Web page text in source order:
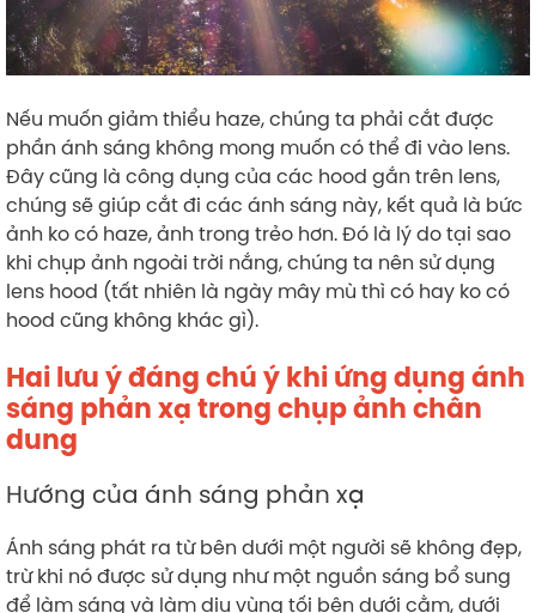
Nếu muốn giảm thiểu haze, chúng ta phải cắt được
phần ánh sáng không mong muốn có thể đi vào lens.
Đây cũng là công dụng của các hood gắn trên lens,
chúng sẽ giúp cắt đi các ánh sáng này, kết quả là bức
ảnh ko có haze, ảnh trong trẻo hơn. Đó là lý do tại sao
khi chụp ảnh ngoài trời nắng, chúng ta nên sử dụng
lens hood (tất nhiên là ngày mây mù thì có hay ko có
hood cũng không khác gì).
Hai lưu ý đáng chú ý khi ứng dụng ánh
sáng phản xạ trong chụp ảnh chân
dung
Hướng của ánh sáng phản xạ
Ánh sáng phát ra từ bên dưới một người sẽ không đẹp,
trừ khi nó được sử dụng như một nguồn sáng bổ sung
để làm sáng và làm dịu vùng tối bên dưới cằm, dưới